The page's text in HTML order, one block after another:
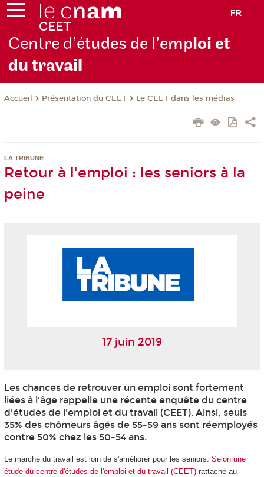
FR
Centre d’études de l’emploi et
du travail
Accueil Présentation du CEET Le CEET dans les médias
LA TRIBUNE
Retour à l'emploi : les seniors à la
peine
17 juin 2019
Les chances de retrouver un emploi sont fortement
liées à l'âge rappelle une récente enquête du centre
d'études de l'emploi et du travail (CEET). Ainsi, seuls
35% des chômeurs âgés de 55-59 ans sont réemployés
contre 50% chez les 50-54 ans.
Le marché du travail est loin de s'améliorer pour les seniors. Selon une
étude du centre d'études de l'emploi et du travail (CEET)rattaché au